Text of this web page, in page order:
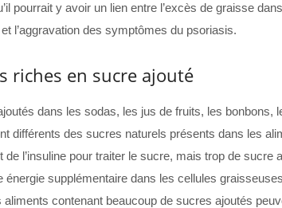
pourrait y avoir un lien entre l’excès de graisse
l’aggravation des symptômes du psoriasis.
riches en sucre ajouté
dans les sodas, les jus de fruits, les bonbons,
différents des sucres naturels présents dans les
de l’insuline pour traiter le sucre, mais trop de sucre
énergie supplémentaire dans les cellules
aliments contenant beaucoup de sucres ajoutés